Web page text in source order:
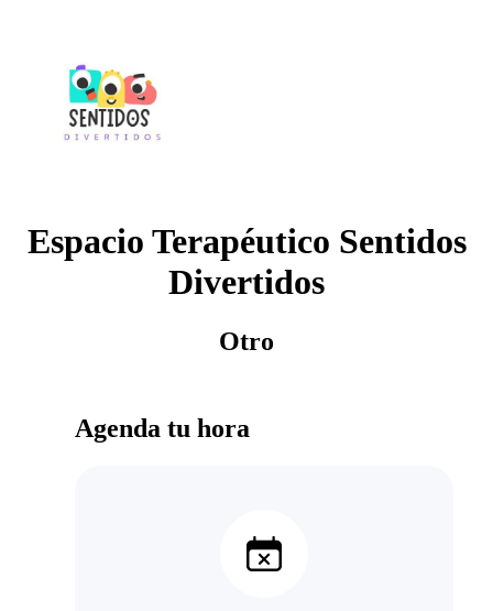
Espacio Terapéutico Sentidos
Divertidos
Otro
Agenda tu hora